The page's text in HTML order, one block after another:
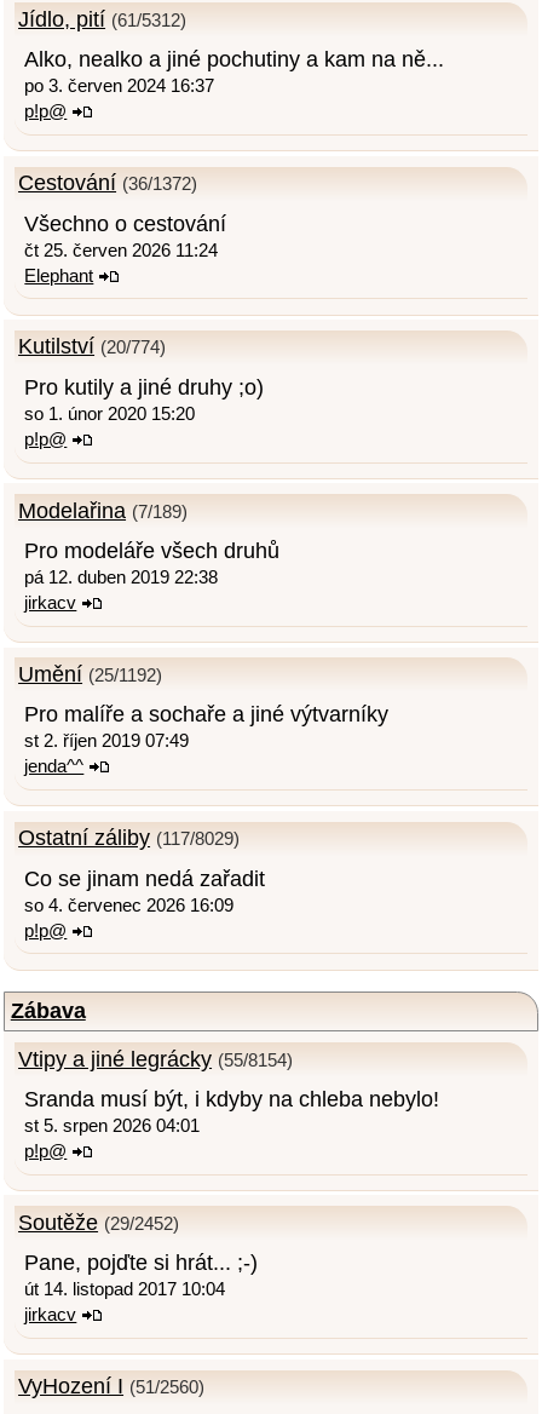
Jídlo, pití (61/5312)
Alko, nealko a jiné pochutiny a kam na ně...
po 3. červen 2024 16:37
p!p@
Cestování (36/1372)
Všechno o cestování
čt 25. červen 2026 11:24
Elephant
Kutilství (20/774)
Pro kutily a jiné druhy ;o)
so 1. únor 2020 15:20
p!p@
Modelařina (7/189)
Pro modeláře všech druhů
pá 12. duben 2019 22:38
jirkacv
Umění (25/1192)
Pro malíře a sochaře a jiné výtvarníky
st 2. říjen 2019 07:49
jenda^^
Ostatní záliby (117/8029)
Co se jinam nedá zařadit
so 4. červenec 2026 16:09
p!p@
Zábava
Vtipy a jiné legrácky (55/8154)
Sranda musí být, i kdyby na chleba nebylo!
st 5. srpen 2026 04:01
p!p@
Soutěže (29/2452)
Pane, pojďte si hrát... ;-)
út 14. listopad 2017 10:04
jirkacv
VyHození I (51/2560)